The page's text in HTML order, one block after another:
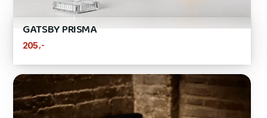
GATSBY PRISMA
205 ,-